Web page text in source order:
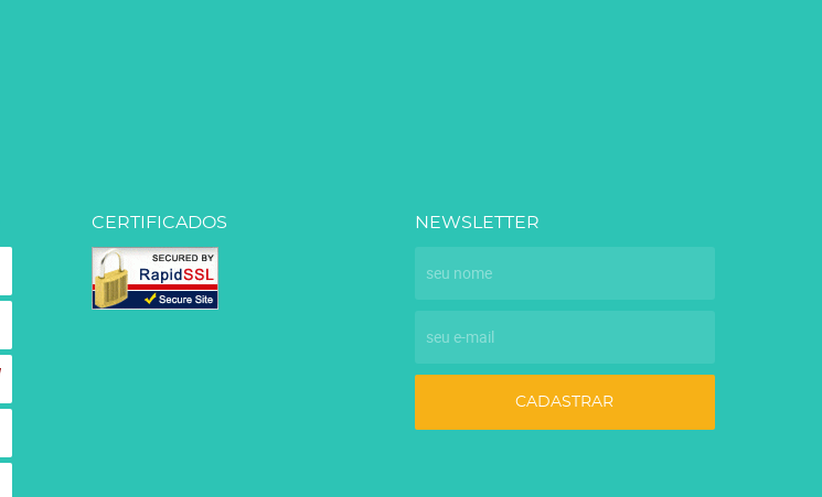
CERTIFICADOS NEWSLETTER
CADASTRAR